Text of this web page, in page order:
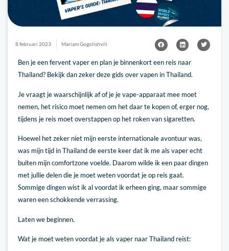
8 februari 2023 Mariam Gogolishvili
Ben je een fervent vaper en plan je binnenkort een reis naar
Thailand? Bekijk dan zeker deze gids over vapen in Thailand.
Je vraagt je waarschijnlijk af of je je vape-apparaat mee moet
nemen, het risico moet nemen om het daar te kopen of, erger nog,
tijdens je reis moet overstappen op het roken van sigaretten.
Hoewel het zeker niet mijn eerste internationale avontuur was,
was mijn tijd in Thailand de eerste keer dat ik me als vaper echt
buiten mijn comfortzone voelde. Daarom wilde ik een paar dingen
met jullie delen die je moet weten voordat je op reis gaat.
Sommige dingen wist ik al voordat ik erheen ging, maar sommige
waren een schokkende verrassing.
Laten we beginnen.
Wat je moet weten voordat je als vaper naar Thailand reist: